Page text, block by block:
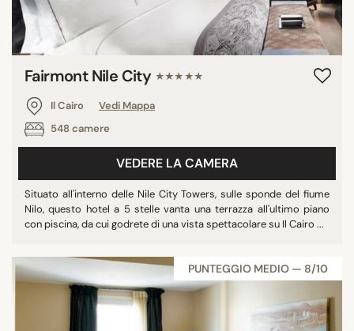
Fairmont Nile City ★★★★★
Il Cairo
Vedi Mappa
548 camere
VEDERE LA CAMERA
Situato all'interno delle Nile City Towers, sulle sponde del fiume
Nilo, questo hotel a 5 stelle vanta una terrazza all'ultimo piano
con piscina, da cui godrete di una vista spettacolare su Il Cairo ...
PUNTEGGIO MEDIO — 8/10